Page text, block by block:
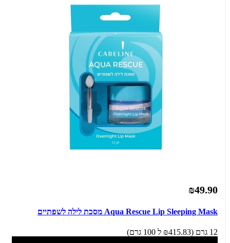
₪49.90
Aqua Rescue Lip Sleeping Mask מסכת לילה לשפתיים
12 גרם (₪415.83 ל 100 גרם)
הרשמה למועדון של קרליין מהווה הסכמה לקבל דיוור שיווקי במייל ובסמס
Powered byActiveTrail